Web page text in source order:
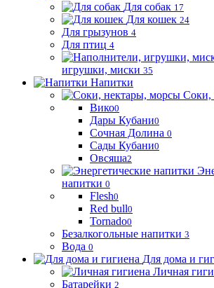
Для собак 17
Для кошек 24
Для грызунов 4
Для птиц 4
игрушки, миски 35
Напитки
Соки,
Вико0
Дары Кубани0
Сочная Долина 0
Сады Кубани0
Овсяша2
напитки 0
Flesh0
Red bull0
Tornado0
Безалкогольные напитки 3
Вода 0
Для дома и
Личная
Батарейки 2